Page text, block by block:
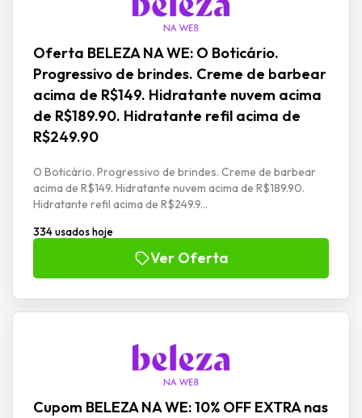
Oferta BELEZA NA WE: O Boticário.
Progressivo de brindes. Creme de barbear
acima de R$149. Hidratante nuvem acima
de R$189.90. Hidratante refil acima de
R$249.90
O Boticário. Progressivo de brindes. Creme de barbear
acima de R$149. Hidratante nuvem acima de R$189.90.
Hidratante refil acima de R$249.9...
334 usados hoje
Ver Oferta
Cupom BELEZA NA WE: 10% OFF EXTRA nas